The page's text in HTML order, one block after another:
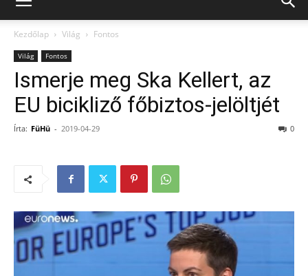
Kezdőlap Világ Fontos
Világ Fontos
Ismerje meg Ska Kellert, az
EU bicikliző főbiztos-jelöltjét
Írta: FüHü - 2019-04-29 0